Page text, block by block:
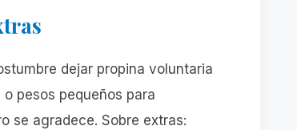
dejar propina voluntaria
pesos pequeños para
se agradece. Sobre extras: